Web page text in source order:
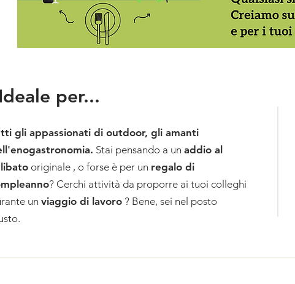
Ideale per...
gli appassionati di outdoor, gli amanti
Stai pensando a un addio al
originale , o forse è per un regalo di
? Cerchi attività da proporre ai tuoi colleghi
un viaggio di lavoro ? Bene, sei nel posto